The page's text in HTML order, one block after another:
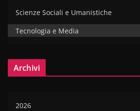
Scienze Sociali e Umanistiche
Tecnologia e Media
Archivi
2026